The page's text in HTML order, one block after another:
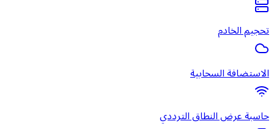
تحجيم الخادم
الاستضافة السحابية
حاسبة عرض النطاق الترددي